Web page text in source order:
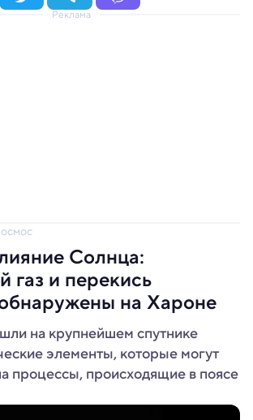
Реклама
Солнца:
газ и перекись
на Хароне
на крупнейшем спутнике
элементы, которые могут
процессы, происходящие в поясе